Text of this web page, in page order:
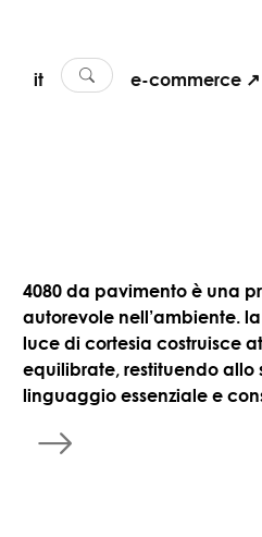
it e-commerce ↗
4080 da pavimento è una
autorevole nell’ambiente.
luce di cortesia costruisce
equilibrate, restituendo allo
linguaggio essenziale e